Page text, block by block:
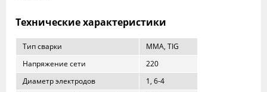
Технические характеристики
Тип сварки
MMA, TIG
Напряжение сети
220
Диаметр электродов
1, 6-4